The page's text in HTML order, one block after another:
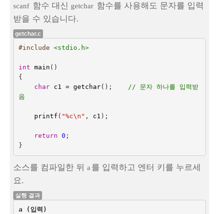
scanf 함수 대신 getchar 함수를 사용해도 문자를 입력
받을 수 있습니다.
getchar.c
#include <stdio.h>
int main ()
{
char
c1 = getchar(); // 문자 하나를 입력받
음
printf ( "%c\n " , c1 );
return 0 ;
}
소스를 컴파일한 뒤 a 를 입력하고 엔터 키를 누르세
요.
실행 결과
a (입력)